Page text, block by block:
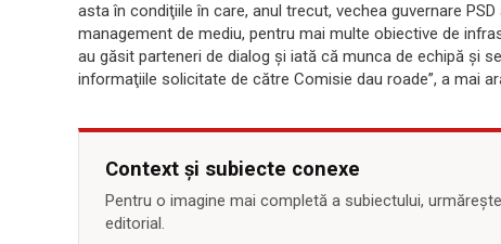
asta în condiţiile în care, anul trecut, vechea guvernare
management de mediu, pentru mai multe obiective de
au găsit parteneri de dialog şi iată că munca de echipă şi
informaţiile solicitate de către Comisie dau roade”, a mai
Context și subiecte conexe
Pentru o imagine mai completă a subiectului,
editorial.